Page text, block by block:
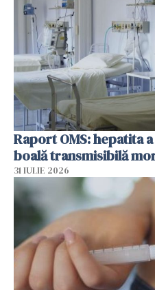
Raport OMS: hepatita
boală transmisibilă
31 IULIE 2026